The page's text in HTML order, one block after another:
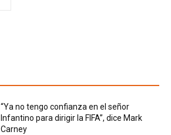
“Ya no tengo confianza en el señor
Infantino para dirigir la FIFA”, dice Mark
Carney